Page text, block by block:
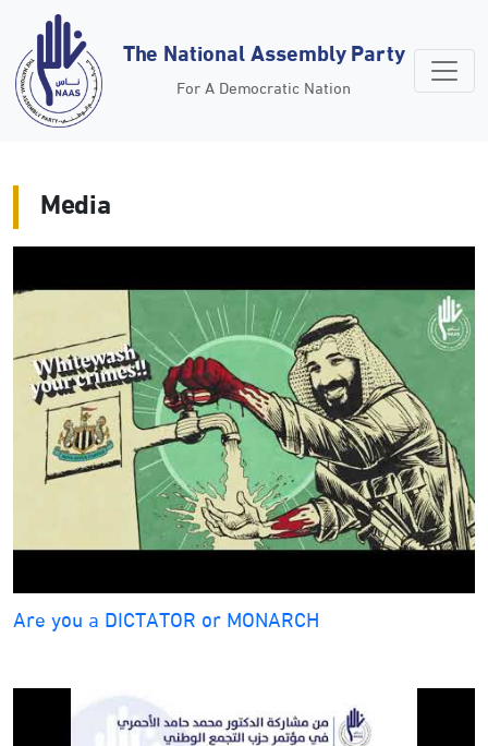
The National Assembly Party
For A Democratic Nation
Media
Are you a DICTATOR or MONARCH